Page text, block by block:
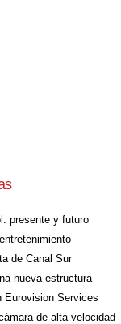
presente y futuro
de Canal Sur
nueva estructura
Eurovision Services
de alta velocidad